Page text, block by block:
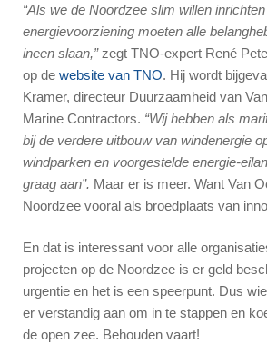
“Als we de Noordzee slim willen
energievoorziening moeten alle
ineen slaan,”zegt TNO-expert René
op de website van TNO. Hij wordt
Kramer, directeur Duurzaamheid van
Marine Contractors. “Wij hebben als
bij de verdere uitbouw van windenergie
windparken en voorgestelde energie-
graag aan”. Maar er is meer. Want Van
Noordzee vooral als broedplaats van
En dat is interessant voor alle
projecten op de Noordzee is er geld
urgentie en het is een speerpunt. Dus
er verstandig aan om in te stappen en
de open zee. Behouden vaart!